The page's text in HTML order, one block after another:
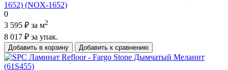
1652) (NOX-1652)
0
3 595 ₽ за м2
8 017 ₽ за упак.
Добавить в корзину Добавить к сравнению